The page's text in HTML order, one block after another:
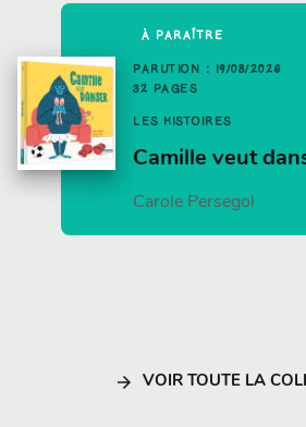
À PARAÎTRE
PARUTION : 19/08/2026
32 PAGES
LES HISTOIRES
Camille veut
Carole Persegol
arrow_forward VOIR TOUTE LA